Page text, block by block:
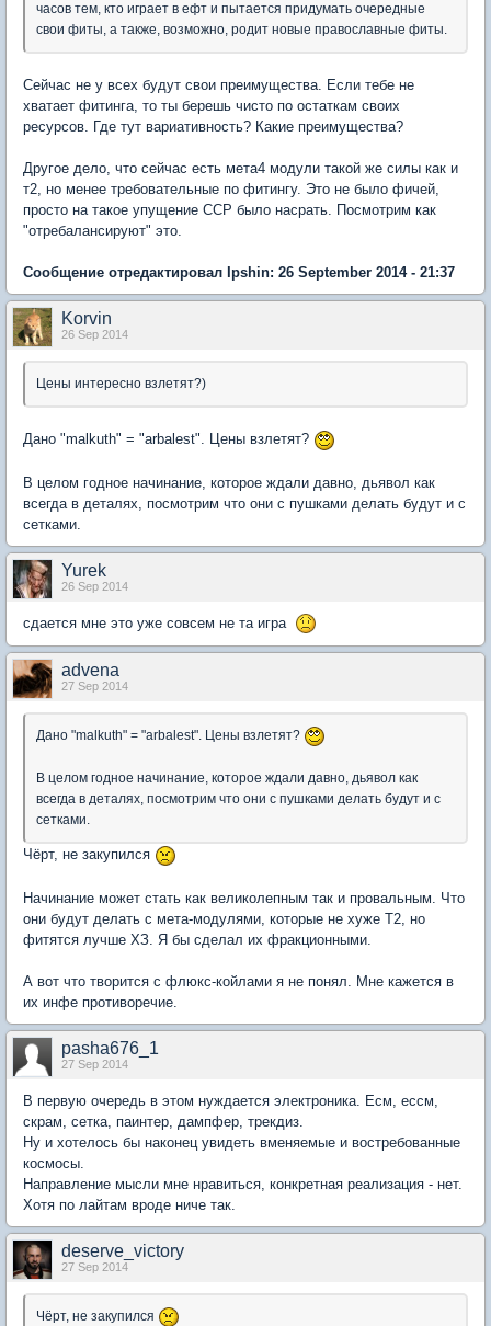
часов тем, кто играет в ефт и пытается придумать очередные
свои фиты, а также, возможно, родит новые православные фиты.
Сейчас не у всех будут свои преимущества. Если тебе не
хватает фитинга, то ты берешь чисто по остаткам своих
ресурсов. Где тут вариативность? Какие преимущества?
Другое дело, что сейчас есть мета4 модули такой же силы как и
т2, но менее требовательные по фитингу. Это не было фичей,
просто на такое упущение ССР было насрать. Посмотрим как
"отребалансируют" это.
Сообщение отредактировал Ipshin: 26 September 2014 - 21:37
Korvin
26 Sep 2014
Цены интересно взлетят?)
Дано "malkuth" = "arbalest". Цены взлетят?
В целом годное начинание, которое ждали давно, дьявол как
всегда в деталях, посмотрим что они с пушками делать будут и с
сетками.
Yurek
26 Sep 2014
сдается мне это уже совсем не та игра
advena
27 Sep 2014
Дано "malkuth" = "arbalest". Цены взлетят?
В целом годное начинание, которое ждали давно, дьявол как
всегда в деталях, посмотрим что они с пушками делать будут и с
сетками.
Чёрт, не закупился
Начинание может стать как великолепным так и провальным. Что
они будут делать с мета-модулями, которые не хуже Т2, но
фитятся лучше ХЗ. Я бы сделал их фракционными.
А вот что творится с флюкс-койлами я не понял. Мне кажется в
их инфе противоречие.
pasha676_1
27 Sep 2014
В первую очередь в этом нуждается электроника. Есм, ессм,
скрам, сетка, паинтер, дампфер, трекдиз.
Ну и хотелось бы наконец увидеть вменяемые и востребованные
космосы.
Направление мысли мне нравиться, конкретная реализация - нет.
Хотя по лайтам вроде ниче так.
deserve_victory
27 Sep 2014
Чёрт, не закупился